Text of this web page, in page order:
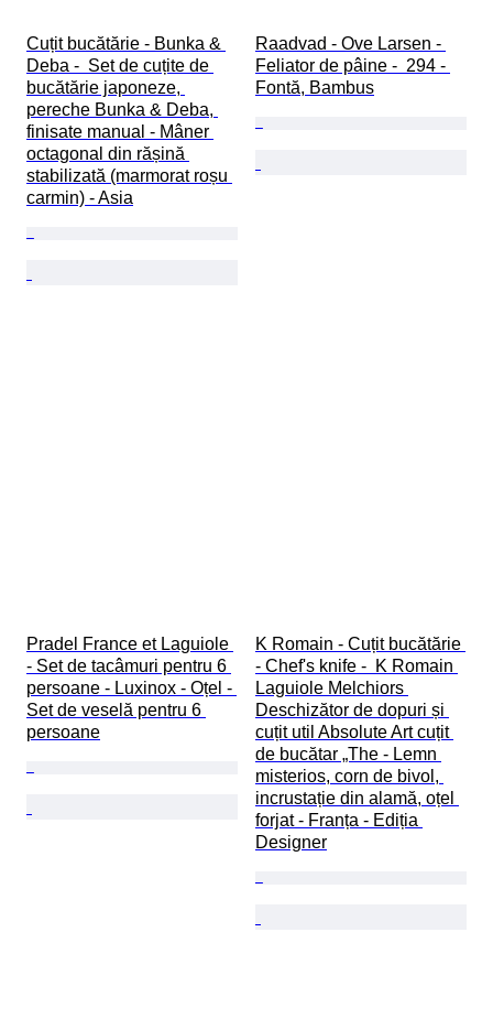
Cuțit bucătărie - Bunka &
Deba -  Set de cuțite de
bucătărie japoneze,
pereche Bunka & Deba,
finisate manual - Mâner
octagonal din rășină
stabilizată (marmorat roșu
carmin) - Asia
Raadvad - Ove Larsen -
Feliator de pâine -  294 -
Fontă, Bambus
Pradel France et Laguiole
- Set de tacâmuri pentru 6
persoane - Luxinox - Oțel -
Set de veselă pentru 6
persoane
K Romain - Cuțit bucătărie
- Chef's knife -  K Romain
Laguiole Melchiors
Deschizător de dopuri și
cuțit util Absolute Art cuțit
de bucătar „The - Lemn
misterios, corn de bivol,
incrustație din alamă, oțel
forjat - Franța - Ediția
Designer